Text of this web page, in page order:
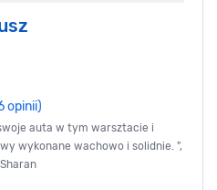
opinii)
auta w tym warsztacie i
wykonane wachowo i solidnie. ",